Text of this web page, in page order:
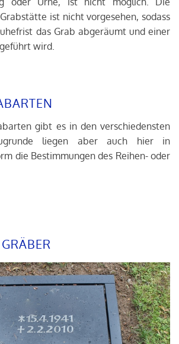
ist nicht vorgesehen, sodass
das Grab abgeräumt und einer
wird.
gibt es in den verschiedensten
liegen aber auch hier in
die Bestimmungen des Reihen- oder